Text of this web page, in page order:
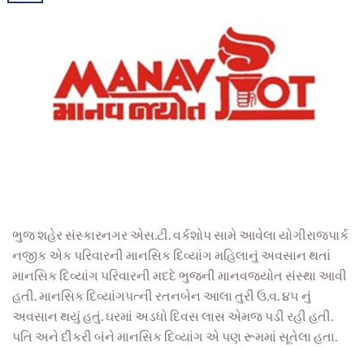
ભુજ શહેર સંસ્કારનગર એસ.ટી. વર્કશોપ સામે આવેલા યોગીરાજપાર્ક
નજીક એક પરિવારની માનસિક દિવ્યાંગ મહિલાનું અવસાન થતાં
માનસિક દિવ્યાંગ પરિવારની મદદે ભુજની માનવજ્યોત સંસ્થા આવી
હતી. માનસિક દિવ્યાંગપત્ની રતનબેન આલા તુરી ઉ.વ. ૪૫ નું
અવસાન થયું હતું. ઘરમાં અડધો દિવસ લાસ એમજ પડી રહી હતી.
પતિ અને દીકરી બંને માનસિક દિવ્યાંગ એ પણ રૂમમાં સૂતેલા હતા.